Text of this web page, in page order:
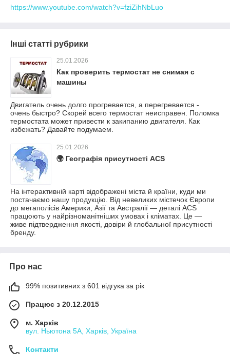
https://www.youtube.com/watch?v=fziZihNbLuo
Інші статті рубрики
25.01.2026
Как проверить термостат не снимая с
машины
Двигатель очень долго прогревается, а перегревается -
очень быстро? Скорей всего термостат неисправен. Поломка
термостата может привести к закипанию двигателя. Как
избежать? Давайте подумаем.
25.01.2026
🌍 Географія присутності ACS
На інтерактивній карті відображені міста й країни, куди ми
постачаємо нашу продукцію. Від невеликих містечок Європи
до мегаполісів Америки, Азії та Австралії — деталі ACS
працюють у найрізноманітніших умовах і кліматах. Це —
живе підтвердження якості, довіри й глобальної присутності
бренду.
Про нас
99% позитивних з 601 відгука за рік
Працює з 20.12.2015
м. Харків
вул. Ньютона 5А, Харків, Україна
Контакти